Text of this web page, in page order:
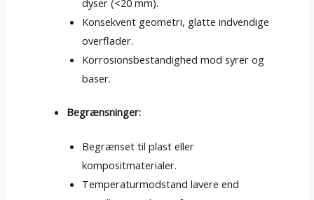
Konsekvent geometri, glatte indvendige
overflader.
Korrosionsbestandighed mod syrer og
baser.
Begrænsninger:
Begrænset til plast eller
kompositmaterialer.
Temperaturmodstand lavere end